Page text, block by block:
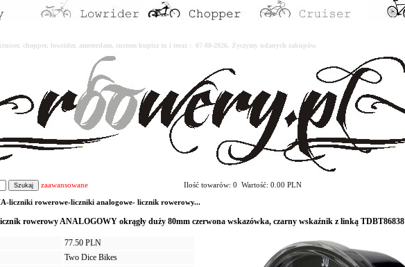
chopper, lowrider, amsterdam, custom kupisz tu i teraz : 07-08-2026. Życzymy udanych zakupów.
zaawansowane Ilość towarów: 0 Wartość: 0.00 PLN
liczniki rowerowe-liczniki analogowe- licznik rowerowy...
rowerowy ANALOGOWY okrągły duży 80mm czerwona wskazówka, czarny wskaźnik z linką TDBT86838
77.50 PLN
Two Dice Bikes